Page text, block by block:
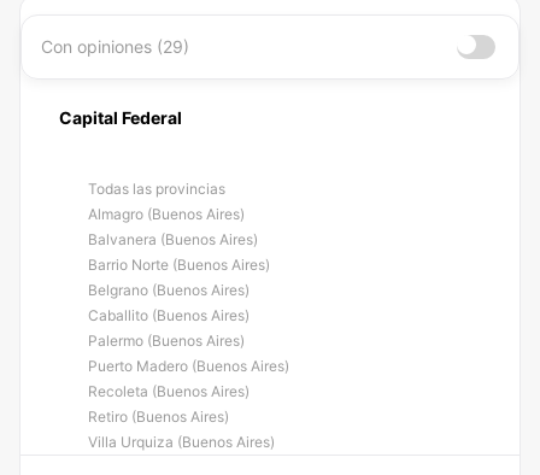
Con opiniones (29)
Capital Federal
Todas las provincias
Almagro (Buenos Aires)
Balvanera (Buenos Aires)
Barrio Norte (Buenos Aires)
Belgrano (Buenos Aires)
Caballito (Buenos Aires)
Palermo (Buenos Aires)
Puerto Madero (Buenos Aires)
Recoleta (Buenos Aires)
Retiro (Buenos Aires)
Villa Urquiza (Buenos Aires)